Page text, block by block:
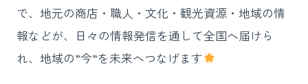
で、地元の商店・職人・文化・観光資源・地域の情
報などが、日々の情報発信を通して全国へ届けら
れ、地域の”今”を未来へつなげます